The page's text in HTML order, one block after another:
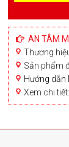
AN TÂM
Thương
Sản phẩm
Hướng dẫn
Xem chi tiết: